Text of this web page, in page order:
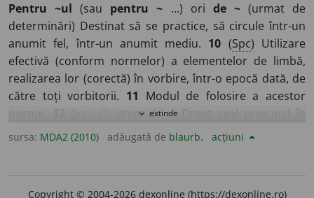
Pentru ~ul (sau pentru ~ ...) ori de ~(urmat de
determinări) Destinat să se practice, să circule într-un
anumit fel, într-un anumit mediu. 10 (Spc) Utilizare
efectivă (conform normelor) a elementelor de limbă,
realizarea lor (corectă) în vorbire, într-o epocă dată, de
către toți vorbitorii. 11 Modul de folosire a acestor
drept de ~) Drept real principal în
temeiul cămia o persoană poate folosi un lucm
expand_more extinde
sursa: MDA2 (2010) adăugată de blaurb. acțiuni
Copyright © 2004-2026 dexonline (https://dexonline.ro)